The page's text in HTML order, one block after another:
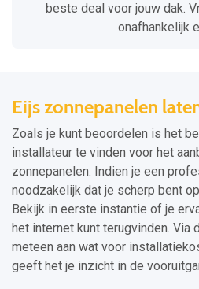
beste deal voor jouw dak.
onafhankelijk
Eijs zonnepanelen
Zoals je kunt beoordelen is het
installateur te vinden voor het
zonnepanelen. Indien je een
noodzakelijk dat je scherp bent
Bekijk in eerste instantie of je
het internet kunt terugvinden.
meteen aan wat voor
geeft het je inzicht in de